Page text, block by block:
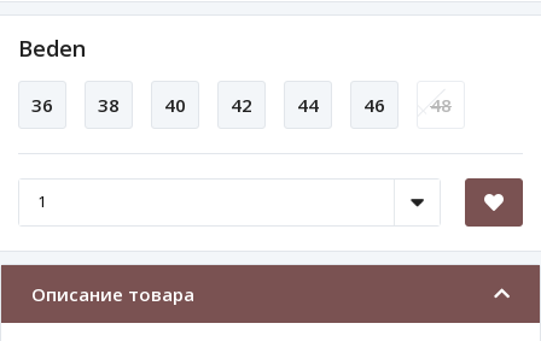
Beden
36 38 40 42 44 46 48
Описание товара